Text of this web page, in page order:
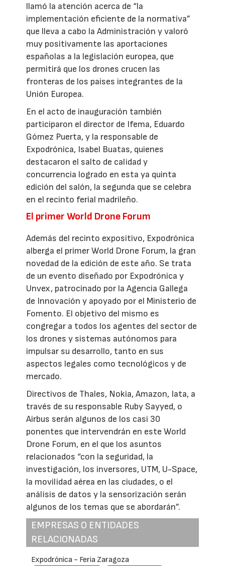
llamó la atención acerca de “la
implementación eficiente de la normativa”
que lleva a cabo la Administración y valoró
muy positivamente las aportaciones
españolas a la legislación europea, que
permitirá que los drones crucen las
fronteras de los países integrantes de la
Unión Europea.
En el acto de inauguración también
participaron el director de Ifema, Eduardo
Gómez Puerta, y la responsable de
Expodrónica, Isabel Buatas, quienes
destacaron el salto de calidad y
concurrencia logrado en esta ya quinta
edición del salón, la segunda que se celebra
en el recinto ferial madrileño.
El primer World Drone Forum
Además del recinto expositivo, Expodrónica
alberga el primer World Drone Forum, la gran
novedad de la edición de este año. Se trata
de un evento diseñado por Expodrónica y
Unvex, patrocinado por la Agencia Gallega
de Innovación y apoyado por el Ministerio de
Fomento. El objetivo del mismo es
congregar a todos los agentes del sector de
los drones y sistemas autónomos para
impulsar su desarrollo, tanto en sus
aspectos legales como tecnológicos y de
mercado.
Directivos de Thales, Nokia, Amazon, Iata, a
través de su responsable Ruby Sayyed, o
Airbus serán algunos de los casi 30
ponentes que intervendrán en este World
Drone Forum, en el que los asuntos
relacionados “con la seguridad, la
investigación, los inversores, UTM, U-Space,
la movilidad aérea en las ciudades, o el
análisis de datos y la sensorización serán
algunos de los temas que se abordarán”.
EMPRESAS O ENTIDADES
RELACIONADAS
Expodrónica - Feria Zaragoza